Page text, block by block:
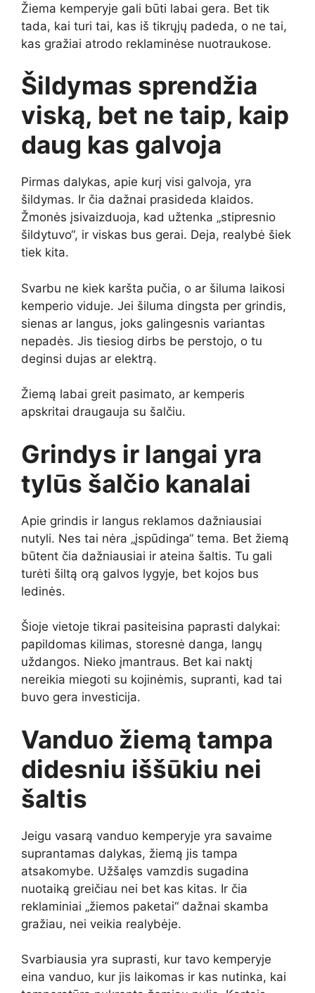
Žiema kemperyje gali būti labai gera. Bet tik
tada, kai turi tai, kas iš tikrųjų padeda, o ne tai,
kas gražiai atrodo reklaminėse nuotraukose.
Šildymas sprendžia
viską, bet ne taip, kaip
daug kas galvoja
Pirmas dalykas, apie kurį visi galvoja, yra
šildymas. Ir čia dažnai prasideda klaidos.
Žmonės įsivaizduoja, kad užtenka „stipresnio
šildytuvo“, ir viskas bus gerai. Deja, realybė šiek
tiek kita.
Svarbu ne kiek karšta pučia, o ar šiluma laikosi
kemperio viduje. Jei šiluma dingsta per grindis,
sienas ar langus, joks galingesnis variantas
nepadės. Jis tiesiog dirbs be perstojo, o tu
deginsi dujas ar elektrą.
Žiemą labai greit pasimato, ar kemperis
apskritai draugauja su šalčiu.
Grindys ir langai yra
tylūs šalčio kanalai
Apie grindis ir langus reklamos dažniausiai
nutyli. Nes tai nėra „įspūdinga“ tema. Bet žiemą
būtent čia dažniausiai ir ateina šaltis. Tu gali
turėti šiltą orą galvos lygyje, bet kojos bus
ledinės.
Šioje vietoje tikrai pasiteisina paprasti dalykai:
papildomas kilimas, storesnė danga, langų
uždangos. Nieko įmantraus. Bet kai naktį
nereikia miegoti su kojinėmis, supranti, kad tai
buvo gera investicija.
Vanduo žiemą tampa
didesniu iššūkiu nei
šaltis
Jeigu vasarą vanduo kemperyje yra savaime
suprantamas dalykas, žiemą jis tampa
atsakomybe. Užšalęs vamzdis sugadina
nuotaiką greičiau nei bet kas kitas. Ir čia
reklaminiai „žiemos paketai“ dažnai skamba
gražiau, nei veikia realybėje.
Svarbiausia yra suprasti, kur tavo kemperyje
eina vanduo, kur jis laikomas ir kas nutinka, kai